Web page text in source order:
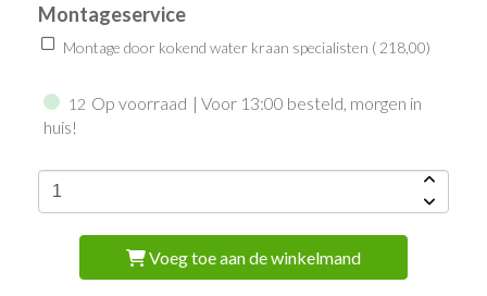
Montageservice
Montage door kokend water kraan specialisten ( 218,00)
12 Op voorraad | Voor 13:00 besteld, morgen in
huis!
Voeg toe aan de winkelmand